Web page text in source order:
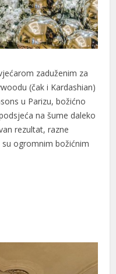
zaduženim za
(čak i Kardashian)
u Parizu, božićno
na šume daleko
rezultat, razne
su ogromnim božićnim